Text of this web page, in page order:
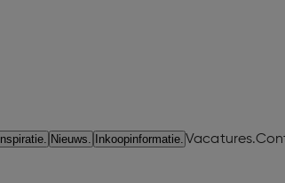
Inspiratie. Nieuws. Inkoopinformatie. Vacatures.